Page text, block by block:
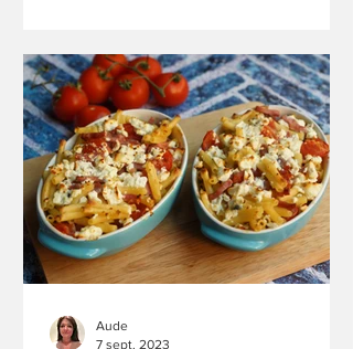
Aude
7 sept. 2023